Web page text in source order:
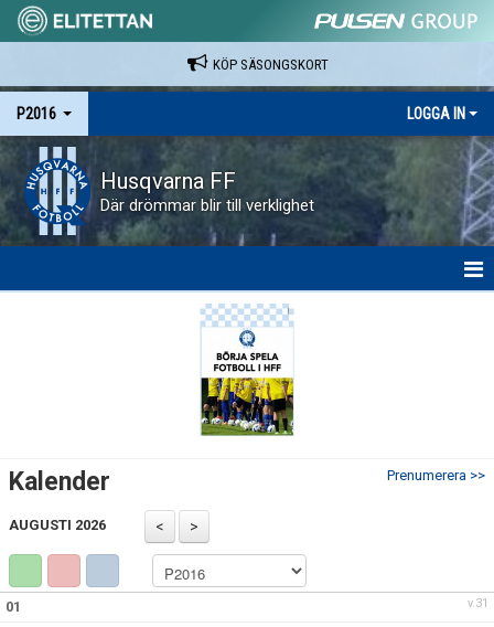
KÖP SÄSONGSKORT
P2016 LOGGA IN
Husqvarna FF
Där drömmar blir till verklighet
DOKUMENT
KONTAKT
Prenumerera >>
Kalender
AUGUSTI 2026
v.31
01